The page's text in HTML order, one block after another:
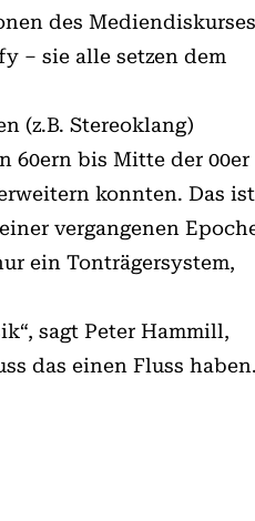
des
– sie alle setzen dem
(z.B. Stereoklang)
60ern bis Mitte der 00er
konnten. Das ist
vergangenen
ein Tonträgersystem,
sagt Peter Hammill,
das einen Fluss haben.